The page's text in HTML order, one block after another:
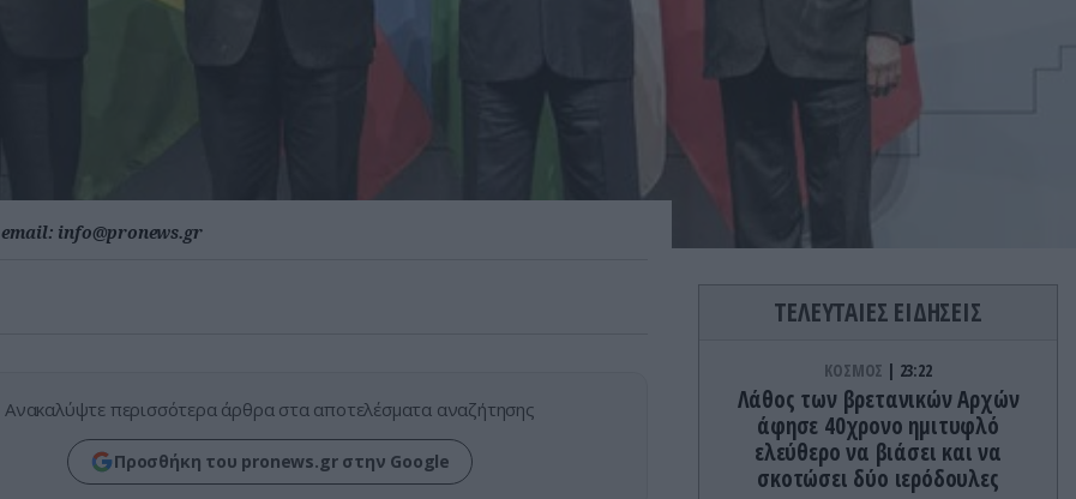
email: info@pronews.gr
Ανακαλύψτε περισσότερα άρθρα στα αποτελέσματα αναζήτησης
Προσθήκη του pronews.gr στην Google
ΤΕΛΕΥΤΑΙΕΣ ΕΙΔΗΣΕΙΣ
ΚΟΣΜΟΣ 23:22
Λάθος των βρετανικών Αρχών
άφησε 40χρονο ημιτυφλό
ελεύθερο να βιάσει και να
σκοτώσει δύο ιερόδουλες